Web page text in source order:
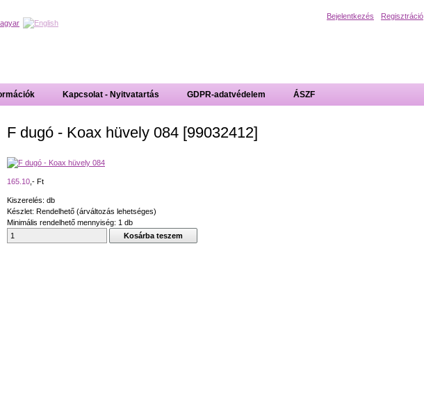
Bejelentkezés Regisztráció
Kapcsolat - Nyitvatartás GDPR-adatvédelem ÁSZF
F dugó - Koax hüvely 084 [99032412]
165.10 ,- Ft
Kiszerelés: db
Készlet: Rendelhető (árváltozás lehetséges)
Minimális rendelhető mennyiség: 1 db